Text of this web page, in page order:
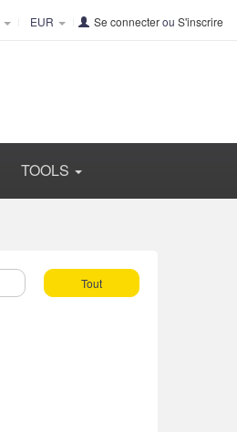
EUR Se connecterou S'inscrire
TOOLS
Tout